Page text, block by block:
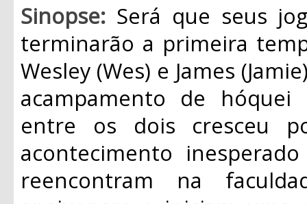
Sinopse: Será que seus
terminarão a primeira
Wesley (Wes) e James
acampamento de hóquei
entre os dois cresceu
acontecimento
reencontram na